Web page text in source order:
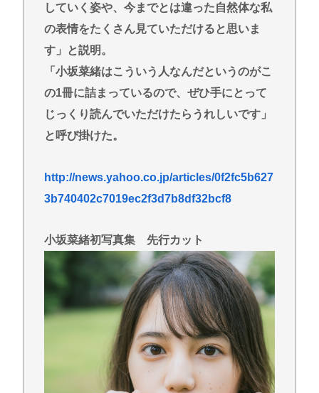
していく姿や、今までとは違った自然体な私
の表情をたくさん見ていただけると思いま
す」と説明。
「小坂菜緒はこういう人なんだというのがこ
の1冊に詰まっているので、ぜひ手にとって
じっくり読んでいただけたらうれしいです」
と呼び掛けた。
http://news.yahoo.co.jp/articles/0f2fc5b627
3b740402c7019ec2f3d7b8df32bcf8
小坂菜緒初写真集 先行カット